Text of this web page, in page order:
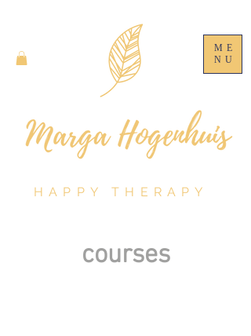
ME
NU
HAPPY THERAPY
courses